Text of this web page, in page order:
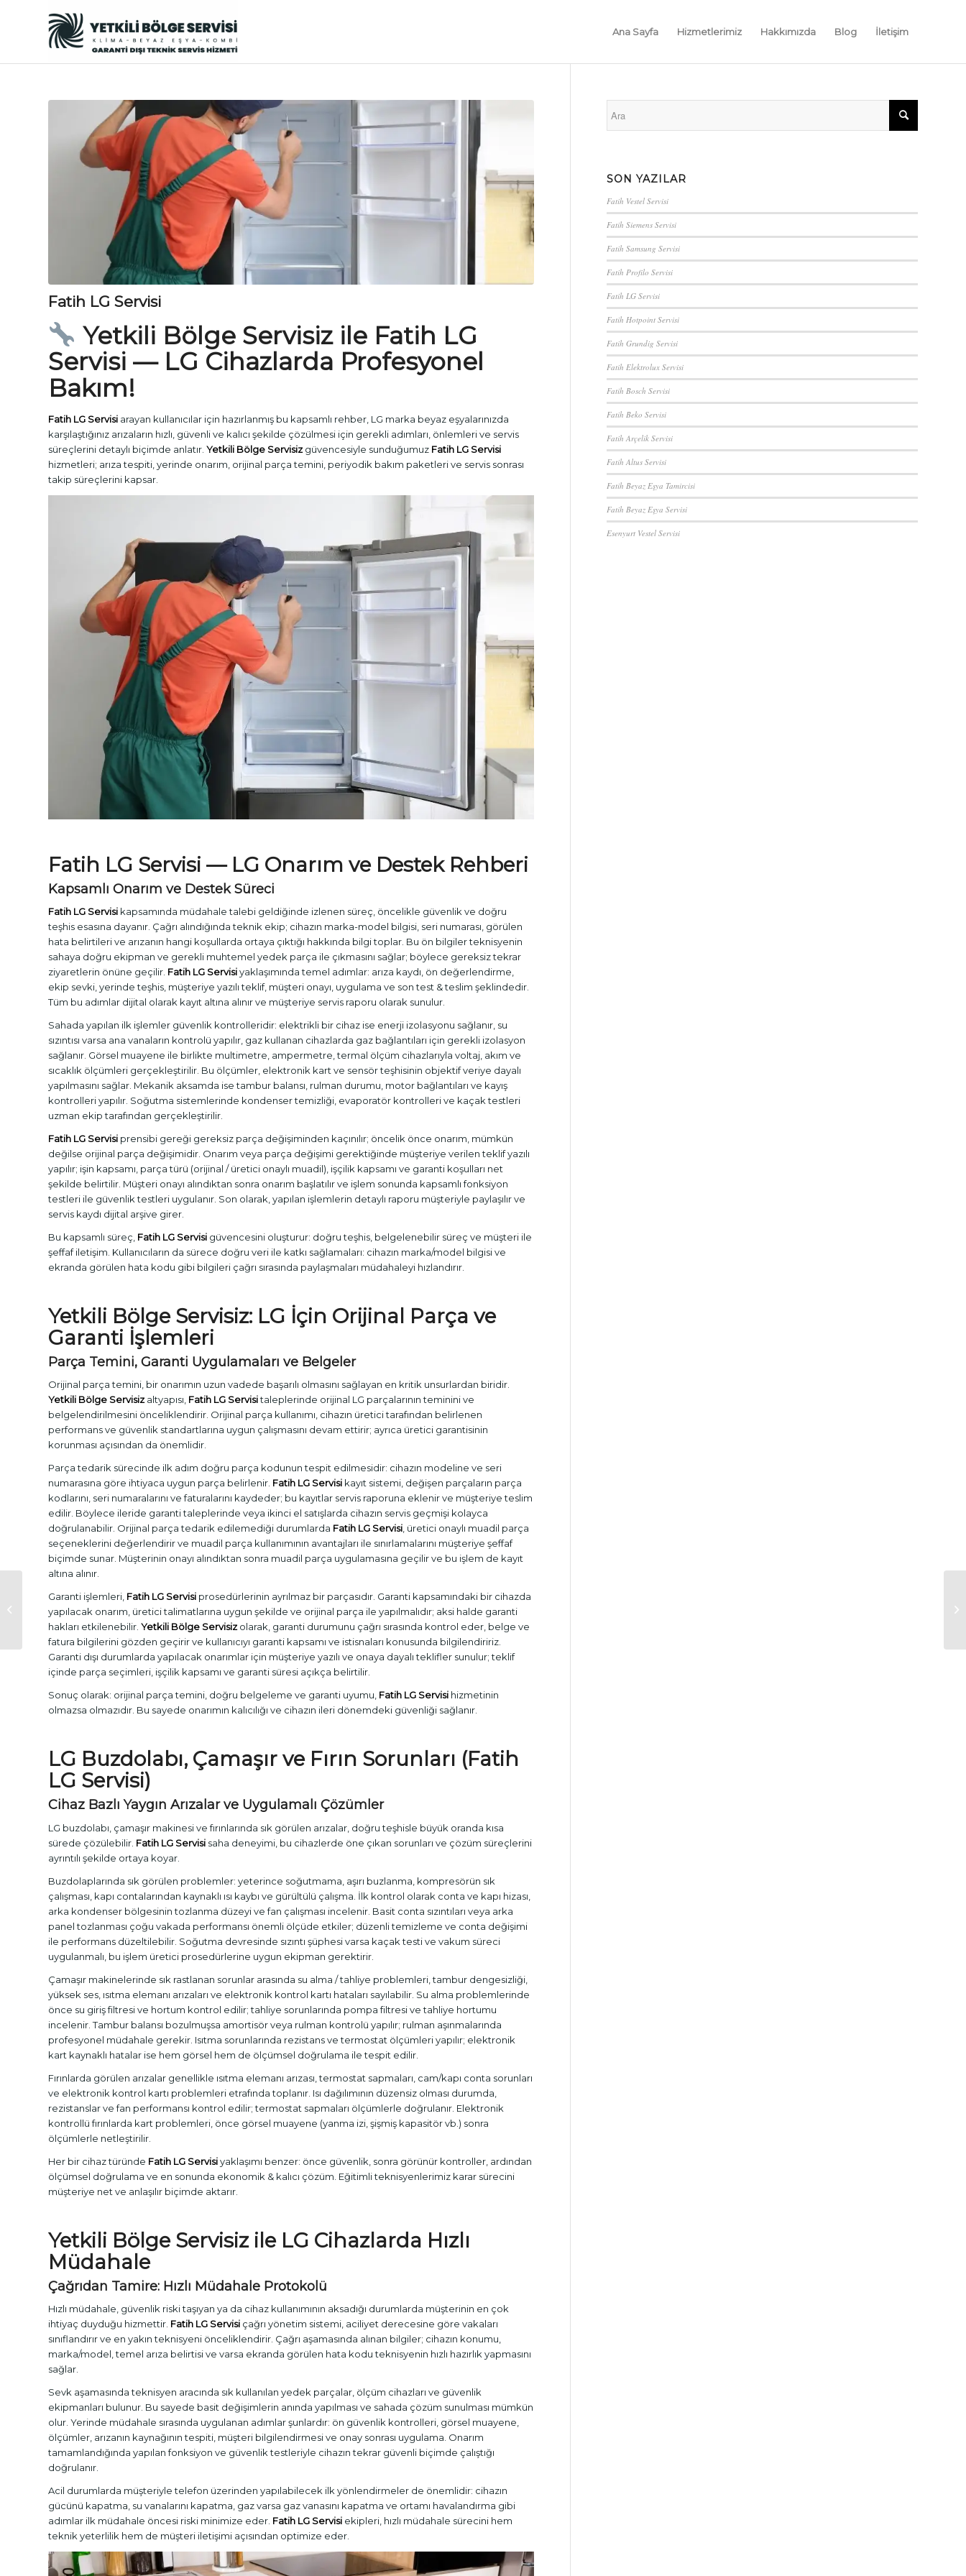
Ana Sayfa Hizmetlerimiz Hakkımızda Blog İletişim
Fatih LG Servisi
Yetkili Bölge Servisizile Fatih LG
Servisi — LG Cihazlarda Profesyonel
Bakım!
Fatih LG Servisi arayan kullanıcılar için hazırlanmış bu kapsamlı rehber, LG marka beyaz eşyalarınızda
karşılaştığınız arızaların hızlı, güvenli ve kalıcı şekilde çözülmesi için gerekli adımları, önlemleri ve servis
süreçlerini detaylı biçimde anlatır. Yetkili Bölge Servisizgüvencesiyle sunduğumuz Fatih LG Servisi
hizmetleri; arıza tespiti, yerinde onarım, orijinal parça temini, periyodik bakım paketleri ve servis sonrası
takip süreçlerini kapsar.
Fatih LG Servisi — LG Onarım ve Destek Rehberi
Kapsamlı Onarım ve Destek Süreci
Fatih LG Servisi kapsamında müdahale talebi geldiğinde izlenen süreç, öncelikle güvenlik ve doğru
teşhis esasına dayanır. Çağrı alındığında teknik ekip; cihazın marka-model bilgisi, seri numarası, görülen
hata belirtileri ve arızanın hangi koşullarda ortaya çıktığı hakkında bilgi toplar. Bu ön bilgiler teknisyenin
sahaya doğru ekipman ve gerekli muhtemel yedek parça ile çıkmasını sağlar; böylece gereksiz tekrar
ziyaretlerin önüne geçilir. Fatih LG Servisiyaklaşımında temel adımlar: arıza kaydı, ön değerlendirme,
ekip sevki, yerinde teşhis, müşteriye yazılı teklif, müşteri onayı, uygulama ve son test & teslim şeklindedir.
Tüm bu adımlar dijital olarak kayıt altına alınır ve müşteriye servis raporu olarak sunulur.
Sahada yapılan ilk işlemler güvenlik kontrolleridir: elektrikli bir cihaz ise enerji izolasyonu sağlanır, su
sızıntısı varsa ana vanaların kontrolü yapılır, gaz kullanan cihazlarda gaz bağlantıları için gerekli izolasyon
sağlanır. Görsel muayene ile birlikte multimetre, ampermetre, termal ölçüm cihazlarıyla voltaj, akım ve
sıcaklık ölçümleri gerçekleştirilir. Bu ölçümler, elektronik kart ve sensör teşhisinin objektif veriye dayalı
yapılmasını sağlar. Mekanik aksamda ise tambur balansı, rulman durumu, motor bağlantıları ve kayış
kontrolleri yapılır. Soğutma sistemlerinde kondenser temizliği, evaporatör kontrolleri ve kaçak testleri
uzman ekip tarafından gerçekleştirilir.
Fatih LG Servisi prensibi gereği gereksiz parça değişiminden kaçınılır; öncelik önce onarım, mümkün
değilse orijinal parça değişimidir. Onarım veya parça değişimi gerektiğinde müşteriye verilen teklif yazılı
yapılır; işin kapsamı, parça türü (orijinal / üretici onaylı muadil), işçilik kapsamı ve garanti koşulları net
şekilde belirtilir. Müşteri onayı alındıktan sonra onarım başlatılır ve işlem sonunda kapsamlı fonksiyon
testleri ile güvenlik testleri uygulanır. Son olarak, yapılan işlemlerin detaylı raporu müşteriyle paylaşılır ve
servis kaydı dijital arşive girer.
Bu kapsamlı süreç, Fatih LG Servisi güvencesini oluşturur: doğru teşhis, belgelenebilir süreç ve müşteri ile
şeffaf iletişim. Kullanıcıların da sürece doğru veri ile katkı sağlamaları: cihazın marka/model bilgisi ve
ekranda görülen hata kodu gibi bilgileri çağrı sırasında paylaşmaları müdahaleyi hızlandırır.
Yetkili Bölge Servisiz: LG İçin Orijinal Parça ve
Garanti İşlemleri
Parça Temini, Garanti Uygulamaları ve Belgeler
Orijinal parça temini, bir onarımın uzun vadede başarılı olmasını sağlayan en kritik unsurlardan biridir.
Yetkili Bölge Servisizaltyapısı, Fatih LG Servisitaleplerinde orijinal LG parçalarının teminini ve
belgelendirilmesini önceliklendirir. Orijinal parça kullanımı, cihazın üretici tarafından belirlenen
performans ve güvenlik standartlarına uygun çalışmasını devam ettirir; ayrıca üretici garantisinin
korunması açısından da önemlidir.
Parça tedarik sürecinde ilk adım doğru parça kodunun tespit edilmesidir: cihazın modeline ve seri
numarasına göre ihtiyaca uygun parça belirlenir. Fatih LG Servisi kayıt sistemi, değişen parçaların parça
kodlarını, seri numaralarını ve faturalarını kaydeder; bu kayıtlar servis raporuna eklenir ve müşteriye teslim
edilir. Böylece ileride garanti taleplerinde veya ikinci el satışlarda cihazın servis geçmişi kolayca
doğrulanabilir. Orijinal parça tedarik edilemediği durumlarda Fatih LG Servisi, üretici onaylı muadil parça
seçeneklerini değerlendirir ve muadil parça kullanımının avantajları ile sınırlamalarını müşteriye şeffaf
biçimde sunar. Müşterinin onayı alındıktan sonra muadil parça uygulamasına geçilir ve bu işlem de kayıt
altına alınır.
Garanti işlemleri, Fatih LG Servisi prosedürlerinin ayrılmaz bir parçasıdır. Garanti kapsamındaki bir cihazda
yapılacak onarım, üretici talimatlarına uygun şekilde ve orijinal parça ile yapılmalıdır; aksi halde garanti
hakları etkilenebilir. Yetkili Bölge Servisizolarak, garanti durumunu çağrı sırasında kontrol eder, belge ve
fatura bilgilerini gözden geçirir ve kullanıcıyı garanti kapsamı ve istisnaları konusunda bilgilendiririz.
Garanti dışı durumlarda yapılacak onarımlar için müşteriye yazılı ve onaya dayalı teklifler sunulur; teklif
içinde parça seçimleri, işçilik kapsamı ve garanti süresi açıkça belirtilir.
Sonuç olarak: orijinal parça temini, doğru belgeleme ve garanti uyumu, Fatih LG Servisi hizmetinin
olmazsa olmazıdır. Bu sayede onarımın kalıcılığı ve cihazın ileri dönemdeki güvenliği sağlanır.
LG Buzdolabı, Çamaşır ve Fırın Sorunları (Fatih
LG Servisi)
Cihaz Bazlı Yaygın Arızalar ve Uygulamalı Çözümler
LG buzdolabı, çamaşır makinesi ve fırınlarında sık görülen arızalar, doğru teşhisle büyük oranda kısa
sürede çözülebilir. Fatih LG Servisi saha deneyimi, bu cihazlerde öne çıkan sorunları ve çözüm süreçlerini
ayrıntılı şekilde ortaya koyar.
Buzdolaplarında sık görülen problemler: yeterince soğutmama, aşırı buzlanma, kompresörün sık
çalışması, kapı contalarından kaynaklı ısı kaybı ve gürültülü çalışma. İlk kontrol olarak conta ve kapı hizası,
arka kondenser bölgesinin tozlanma düzeyi ve fan çalışması incelenir. Basit conta sızıntıları veya arka
panel tozlanması çoğu vakada performansı önemli ölçüde etkiler; düzenli temizleme ve conta değişimi
ile performans düzeltilebilir. Soğutma devresinde sızıntı şüphesi varsa kaçak testi ve vakum süreci
uygulanmalı, bu işlem üretici prosedürlerine uygun ekipman gerektirir.
Çamaşır makinelerinde sık rastlanan sorunlar arasında su alma / tahliye problemleri, tambur dengesizliği,
yüksek ses, ısıtma elemanı arızaları ve elektronik kontrol kartı hataları sayılabilir. Su alma problemlerinde
önce su giriş filtresi ve hortum kontrol edilir; tahliye sorunlarında pompa filtresi ve tahliye hortumu
incelenir. Tambur balansı bozulmuşsa amortisör veya rulman kontrolü yapılır; rulman aşınmalarında
profesyonel müdahale gerekir. Isıtma sorunlarında rezistans ve termostat ölçümleri yapılır; elektronik
kart kaynaklı hatalar ise hem görsel hem de ölçümsel doğrulama ile tespit edilir.
Fırınlarda görülen arızalar genellikle ısıtma elemanı arızası, termostat sapmaları, cam/kapı conta sorunları
ve elektronik kontrol kartı problemleri etrafında toplanır. Isı dağılımının düzensiz olması durumda,
rezistanslar ve fan performansı kontrol edilir; termostat sapmaları ölçümlerle doğrulanır. Elektronik
kontrollü fırınlarda kart problemleri, önce görsel muayene (yanma izi, şişmiş kapasitör vb.) sonra
ölçümlerle netleştirilir.
Her bir cihaz türünde Fatih LG Servisiyaklaşımı benzer: önce güvenlik, sonra görünür kontroller, ardından
ölçümsel doğrulama ve en sonunda ekonomik & kalıcı çözüm. Eğitimli teknisyenlerimiz karar sürecini
müşteriye net ve anlaşılır biçimde aktarır.
Yetkili Bölge Servisiz ile LG Cihazlarda Hızlı
Müdahale
Çağrıdan Tamire: Hızlı Müdahale Protokolü
Hızlı müdahale, güvenlik riski taşıyan ya da cihaz kullanımının aksadığı durumlarda müşterinin en çok
ihtiyaç duyduğu hizmettir. Fatih LG Servisi çağrı yönetim sistemi, aciliyet derecesine göre vakaları
sınıflandırır ve en yakın teknisyeni önceliklendirir. Çağrı aşamasında alınan bilgiler; cihazın konumu,
marka/model, temel arıza belirtisi ve varsa ekranda görülen hata kodu teknisyenin hızlı hazırlık yapmasını
sağlar.
Sevk aşamasında teknisyen aracında sık kullanılan yedek parçalar, ölçüm cihazları ve güvenlik
ekipmanları bulunur. Bu sayede basit değişimlerin anında yapılması ve sahada çözüm sunulması mümkün
olur. Yerinde müdahale sırasında uygulanan adımlar şunlardır: ön güvenlik kontrolleri, görsel muayene,
ölçümler, arızanın kaynağının tespiti, müşteri bilgilendirmesi ve onay sonrası uygulama. Onarım
tamamlandığında yapılan fonksiyon ve güvenlik testleriyle cihazın tekrar güvenli biçimde çalıştığı
doğrulanır.
Acil durumlarda müşteriyle telefon üzerinden yapılabilecek ilk yönlendirmeler de önemlidir: cihazın
gücünü kapatma, su vanalarını kapatma, gaz varsa gaz vanasını kapatma ve ortamı havalandırma gibi
adımlar ilk müdahale öncesi riski minimize eder. Fatih LG Servisi ekipleri, hızlı müdahale sürecini hem
teknik yeterlilik hem de müşteri iletişimi açısından optimize eder.
SON YAZILAR
Fatih Vestel Servisi
Fatih Siemens Servisi
Fatih Samsung Servisi
Fatih Profilo Servisi
Fatih LG Servisi
Fatih Hotpoint Servisi
Fatih Grundig Servisi
Fatih Elektrolux Servisi
Fatih Bosch Servisi
Fatih Beko Servisi
Fatih Arçelik Servisi
Fatih Altus Servisi
Fatih Beyaz Eşya Tamircisi
Fatih Beyaz Eşya Servisi
Esenyurt Vestel Servisi
Fatih Hotpoint Servisi